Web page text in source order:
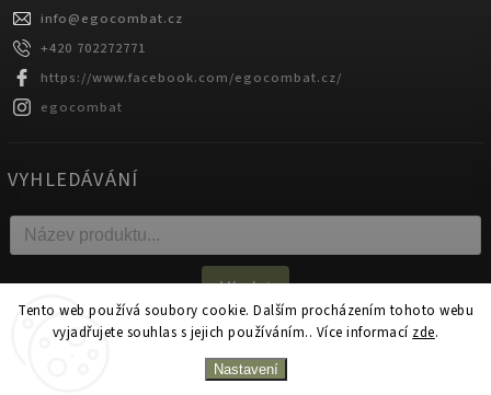
Tento web používá soubory cookie. Dalším procházením tohoto webu
vyjadřujete souhlas s jejich používáním.. Více informací zde.
Nastavení
info@egocombat.cz
+420 702272771
https://www.facebook.com/egocombat.cz/
egocombat
VYHLEDÁVÁNÍ
Hledat
egocombat.cz. Všechna práva vyhrazena.